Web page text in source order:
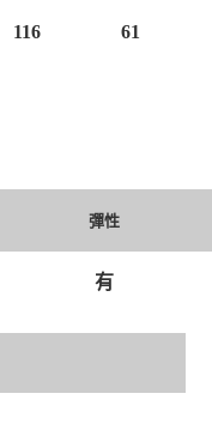
116 61
彈性
有